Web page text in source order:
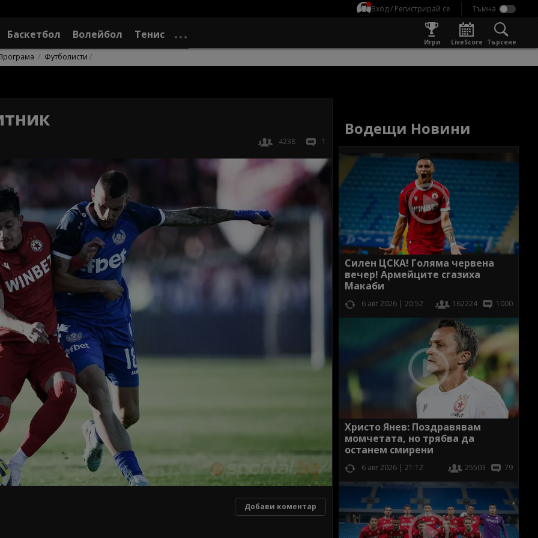
Вход / Регистрирай се
Баскетбол Волейбол Тенис
Игри LiveScore Търсене
Футболисти
4238 1
Добави коментар
Водещи Новини
Силен ЦСКА! Голяма червена
вечер! Армейците сгазиха
Макаби
6 авг 2026 | 20:52 162224 1000
Христо Янев: Поздравявам
момчетата, но трябва да
останем смирени
6 авг 2026 | 21:12 25503 79